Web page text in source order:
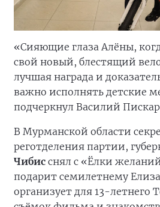
«Сияющие глаза Алёны,
свой новый, блестящий
лучшая награда и
важно исполнять детские
подчеркнул Василий
В Мурманской области
реготделения партии,
Чибис снял с «Ёлки
подарит семилетнему
организует для 13-летнего